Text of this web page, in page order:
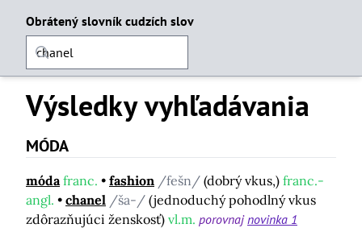
Obrátený slovník cudzích slov
Výsledky vyhľadávania
MÓDA
móda franc. fashion /fešn/ (dobrý vkus,) franc.-
angl.
chanel /ša-/ (jednoduchý pohodlný vkus
zdôrazňujúci ženskosť) vl.m. porovnajnovinka 1